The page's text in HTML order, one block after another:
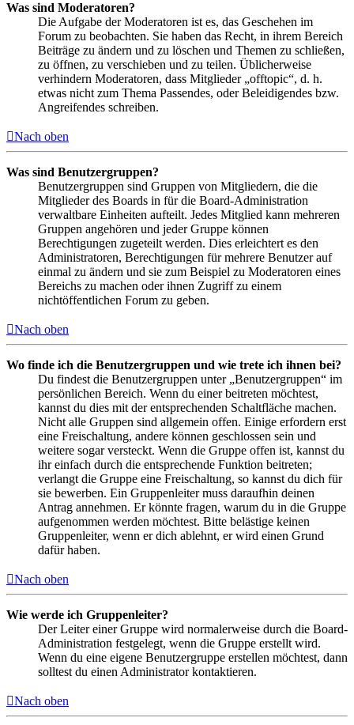
Was sind Moderatoren?
Die Aufgabe der Moderatoren ist es, das Geschehen im
Forum zu beobachten. Sie haben das Recht, in ihrem Bereich
Beiträge zu ändern und zu löschen und Themen zu schließen,
zu öffnen, zu verschieben und zu teilen. Üblicherweise
verhindern Moderatoren, dass Mitglieder „offtopic“, d. h.
etwas nicht zum Thema Passendes, oder Beleidigendes bzw.
Angreifendes schreiben.
Nach oben
Was sind Benutzergruppen?
Benutzergruppen sind Gruppen von Mitgliedern, die die
Mitglieder des Boards in für die Board-Administration
verwaltbare Einheiten aufteilt. Jedes Mitglied kann mehreren
Gruppen angehören und jeder Gruppe können
Berechtigungen zugeteilt werden. Dies erleichtert es den
Administratoren, Berechtigungen für mehrere Benutzer auf
einmal zu ändern und sie zum Beispiel zu Moderatoren eines
Bereichs zu machen oder ihnen Zugriff zu einem
nichtöffentlichen Forum zu geben.
Nach oben
Wo finde ich die Benutzergruppen und wie trete ich ihnen bei?
Du findest die Benutzergruppen unter „Benutzergruppen“ im
persönlichen Bereich. Wenn du einer beitreten möchtest,
kannst du dies mit der entsprechenden Schaltfläche machen.
Nicht alle Gruppen sind allgemein offen. Einige erfordern erst
eine Freischaltung, andere können geschlossen sein und
weitere sogar versteckt. Wenn die Gruppe offen ist, kannst du
ihr einfach durch die entsprechende Funktion beitreten;
verlangt die Gruppe eine Freischaltung, so kannst du dich für
sie bewerben. Ein Gruppenleiter muss daraufhin deinen
Antrag annehmen. Er könnte fragen, warum du in die Gruppe
aufgenommen werden möchtest. Bitte belästige keinen
Gruppenleiter, wenn er dich ablehnt, er wird einen Grund
dafür haben.
Nach oben
Wie werde ich Gruppenleiter?
Der Leiter einer Gruppe wird normalerweise durch die Board-
Administration festgelegt, wenn die Gruppe erstellt wird.
Wenn du eine eigene Benutzergruppe erstellen möchtest, dann
solltest du einen Administrator kontaktieren.
Nach oben